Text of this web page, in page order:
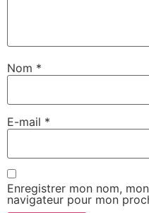
Nom *
E-mail *
Enregistrer mon nom,
navigateur pour mon